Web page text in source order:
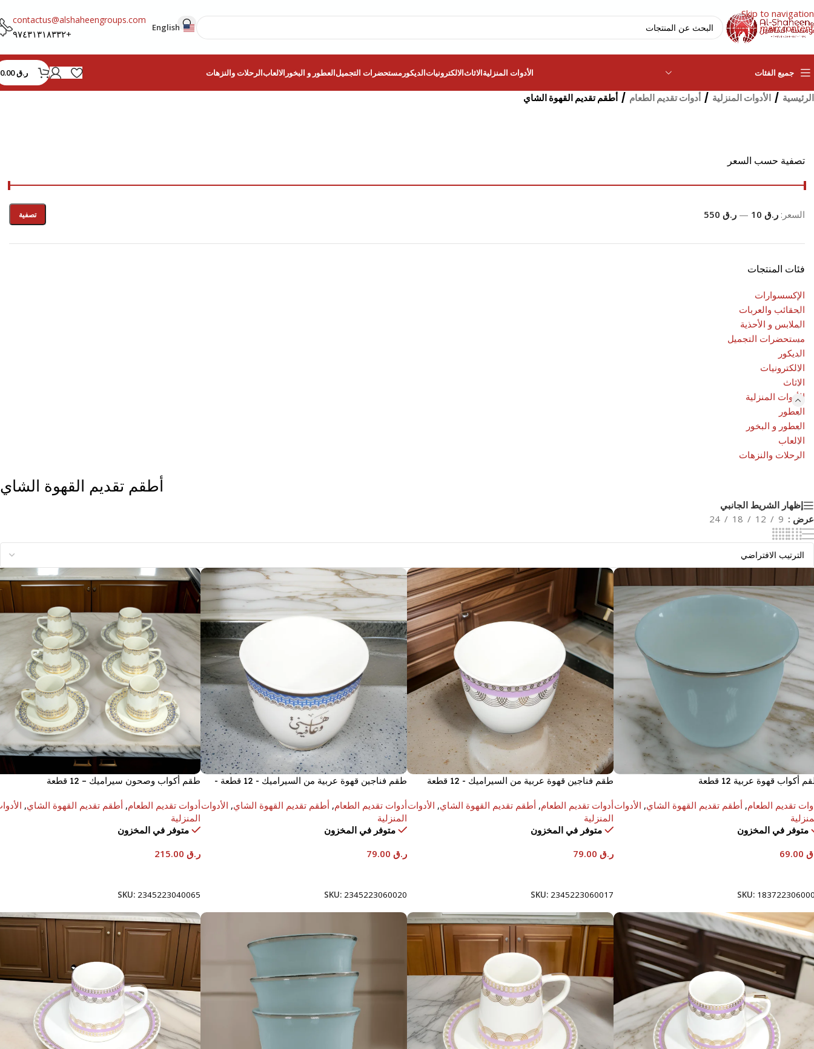
Skip to navigation
Skip to main content
English
contactus@alshaheengroups.com
+٩٧٤٣١٣١٨٣٣٢
جميع الفئات الأدوات المنزليةالاثاثالالكترونياتالديكورمستحضرات التجميلالعطور و البخور الالعابالرحلات والنزهات ر.ق0.00
الرئيسية / الأدوات المنزلية / أدوات تقديم الطعام / أطقم تقديم القهوة الشاي
تصفية حسب السعر
تصفية السعر: ر.ق 10 — ر.ق 550
فئات المنتجات
الإكسسوارات
الحقائب والعربات
الملابس و الأحذية
مستحضرات التجميل
الديكور
الالكترونيات
الاثاث
الأدوات المنزلية
العطور
العطور و البخور
الالعاب
الرحلات والنزهات
أطقم تقديم القهوة الشاي
إظهار الشريط الجانبي
عرض
9
12
18
24
أكواب قهوة عربية 12 قطعة
تقديم الطعام, أطقم تقديم القهوة الشاي, الأدوات
متوفر في المخزون
SKU:
طقم فناجين قهوة عربية من السيراميك - 12 قطعة
أدوات تقديم الطعام, أطقم تقديم القهوة الشاي, الأدوات
المنزلية
متوفر في المخزون
ر.ق
SKU: 2345223060017
طقم فناجين قهوة عربية من السيراميك - 12 قطعة -
أدوات تقديم الطعام, أطقم تقديم القهوة الشاي, الأدوات
المنزلية
متوفر في المخزون
ر.ق
SKU: 2345223060020
طقم أكواب وصحون سيراميك – 12 قطعة
أدوات تقديم الطعام, أطقم تقديم القهوة الشاي,
المنزلية
متوفر في المخزون
ر.ق
SKU: 2345223040065